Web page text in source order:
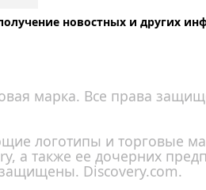
новостных и других
марка. Все права
логотипы и торговые
а также ее дочерних
Discovery.com.